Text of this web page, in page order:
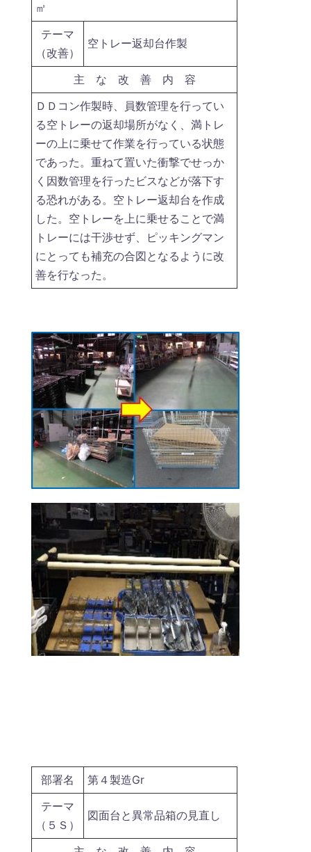
㎡
テーマ
（改善）
空トレー返却台作製
主 な 改 善 内 容
ＤＤコン作製時、員数管理を行ってい
る空トレーの返却場所がなく、満トレ
ーの上に乗せて作業を行っている状態
であった。重ねて置いた衝撃でせっか
く因数管理を行ったビスなどが落下す
る恐れがある。空トレー返却台を作成
した。空トレーを上に乗せることで満
トレーには干渉せず、ピッキングマン
にとっても補充の合図となるように改
善を行なった。
部署名
第４製造Gr
テーマ
（５Ｓ）
図面台と異常品箱の見直し